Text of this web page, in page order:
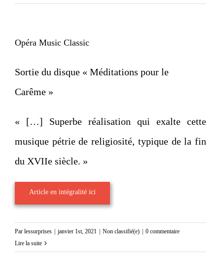
Opéra Music Classic
Sortie du disque « Méditations pour le
Carême »
« […] Superbe réalisation qui exalte cette
musique pétrie de religiosité, typique de la fin
du XVIIe siècle. »
Article en intégralité ici
Par lessurprises janvier 1st, 2021 Non classifié(e)
0 commentaire
Lire la suite